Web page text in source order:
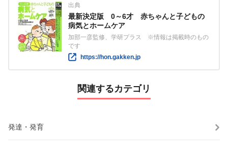
出典
最新決定版 0～6才 赤ちゃんと子どもの
病気とホームケア
加部一彦監修、学研プラス ※情報は掲載時のもの
です
https://hon.gakken.jp
関連するカテゴリ
発達・発育